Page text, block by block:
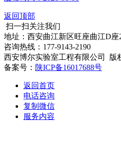
返回顶部
扫一扫关注我们
地址：西安曲江新区旺座曲江D座
咨询热线：177-9143-2190
西安博尔实验室工程有限公司 版
备案号： 陕ICP备16017688号
返回首页
电话咨询
复制微信
服务内容